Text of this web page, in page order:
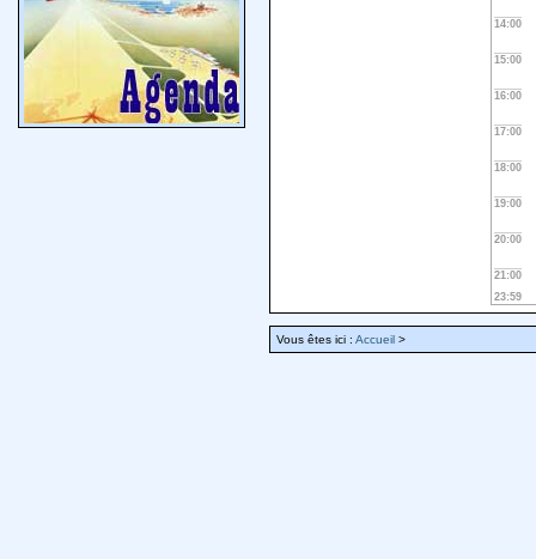
14:00
15:00
16:00
17:00
18:00
19:00
20:00
21:00
23:59
Vous êtes ici : Accueil >